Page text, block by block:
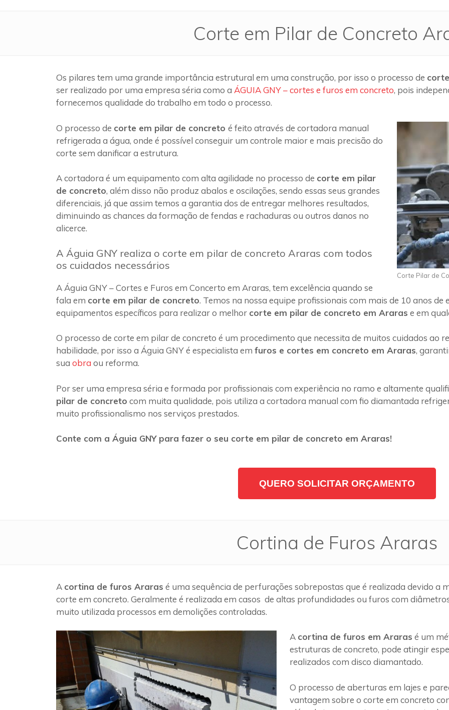
Corte em Pilar de Concreto
Os pilares tem uma grande importância estrutural em uma construção, por isso o processo de
ser realizado por uma empresa séria como a ÁGUIA GNY – cortes e furos em concreto, pois
fornecemos qualidade do trabalho em todo o processo.
Corte Pilar de
O processo de corte em pilar de concreto é feito através de cortadora manual
refrigerada a água, onde é possível conseguir um controle maior e mais precisão do
corte sem danificar a estrutura.
A cortadora é um equipamento com alta agilidade no processo de corte em pilar
de concreto, além disso não produz abalos e oscilações, sendo essas seus grandes
diferenciais, já que assim temos a garantia dos de entregar melhores resultados,
diminuindo as chances da formação de fendas e rachaduras ou outros danos no
alicerce.
A Águia GNY realiza o corte em pilar de concreto Araras com todos
os cuidados necessários
A Águia GNY – Cortes e Furos em Concerto em Araras, tem excelência quando se
fala em corte em pilar de concreto. Temos na nossa equipe profissionais com mais de 10 anos
equipamentos específicos para realizar o melhor corte em pilar de concreto em Araras e em
O processo de corte em pilar de concreto é um procedimento que necessita de muitos cuidados ao
habilidade, por isso a Águia GNY é especialista em furos e cortes em concreto em Araras,
sua obra ou reforma.
Por ser uma empresa séria e formada por profissionais com experiência no ramo e altamente
pilar de concreto com muita qualidade, pois utiliza a cortadora manual com fio diamantada
muito profissionalismo nos serviços prestados.
Conte com a Águia GNY para fazer o seu corte em pilar de concreto em Araras!
QUERO SOLICITAR ORÇAMENTO
Cortina de Furos Araras
A cortina de furos Araras é uma sequência de perfurações sobrepostas que é realizada devido a
corte em concreto. Geralmente é realizada em casos de altas profundidades ou furos com
muito utilizada processos em demolições controladas.
A cortina de furos em Araras é um
estruturas de concreto, pode atingir
realizados com disco diamantado.
O processo de aberturas em lajes e
vantagem sobre o corte em concreto